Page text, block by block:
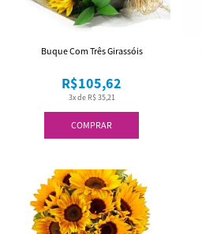
COMPRAR
3x de R$ 35,21
R$105,62
Buque Com Três Girassóis